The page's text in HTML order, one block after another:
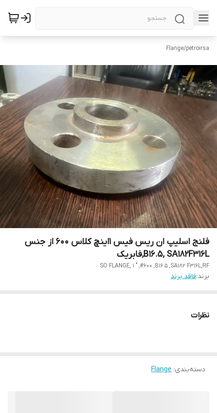
petroirsa
/
Flange
فلنج اسلیپ ان ریس فیس 1اینچ کلاس 600 از جنس
B16.5, SA182F316L,فابریک
SO FLANGE, 1 " ,#600 ,B16.5 ,SA182 F316L,RF
برند:فاقد برند
نظرات
دسته‌بندی:
Flange